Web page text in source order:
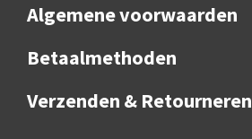
Algemene voorwaarden
Betaalmethoden
Verzenden & Retourneren